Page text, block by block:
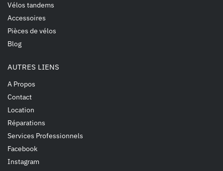
Vélos tandems
Accessoires
Pièces de vélos
Blog
AUTRES LIENS
A Propos
Contact
Location
Réparations
Services Professionnels
Facebook
Instagram